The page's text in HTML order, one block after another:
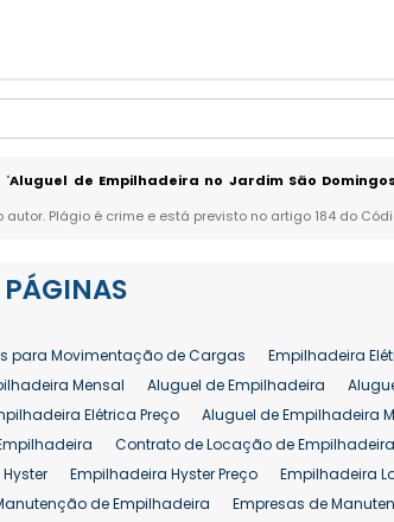
"Aluguel de Empilhadeira no Jardim São
Plágio é crime e está previsto no artigo 184 do
PÁGINAS
para Movimentação de Cargas Empilhadeira
Mensal
Aluguel de Empilhadeira
Elétrica Preço
Aluguel de Empilhadeira
Contrato de Locação de Empilhadeira
Empilhadeira Hyster Preço Empilhadeira
de Empilhadeira
Empresas de